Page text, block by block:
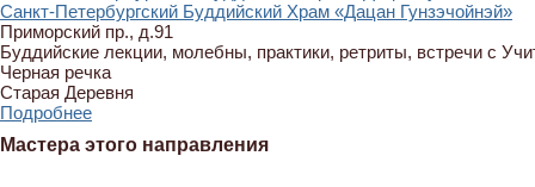
Санкт-Петербургский Буддийский Храм «Дацан Гунзэчойнэй»
Приморский пр., д.91
Буддийские лекции, молебны, практики, ретриты, встречи с
Черная речка
Старая Деревня
Подробнее
Мастера этого направления